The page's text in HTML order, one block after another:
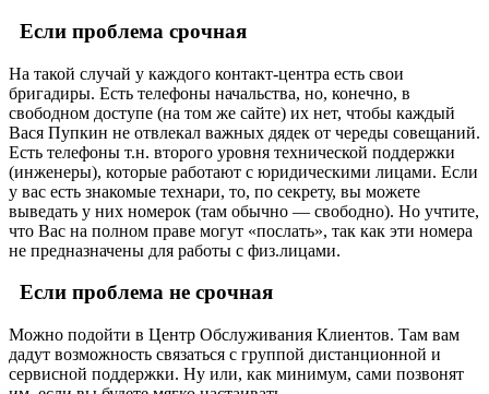
Если проблема срочная
На такой случай у каждого контакт-центра есть свои
бригадиры. Есть телефоны начальства, но, конечно, в
свободном доступе (на том же сайте) их нет, чтобы каждый
Вася Пупкин не отвлекал важных дядек от череды совещаний.
Есть телефоны т.н. второго уровня технической поддержки
(инженеры), которые работают с юридическими лицами. Если
у вас есть знакомые технари, то, по секрету, вы можете
выведать у них номерок (там обычно — свободно). Но учтите,
что Вас на полном праве могут «послать», так как эти номера
не предназначены для работы с физ.лицами.
Если проблема не срочная
Можно подойти в Центр Обслуживания Клиентов. Там вам
дадут возможность связаться с группой дистанционной и
сервисной поддержки. Ну или, как минимум, сами позвонят